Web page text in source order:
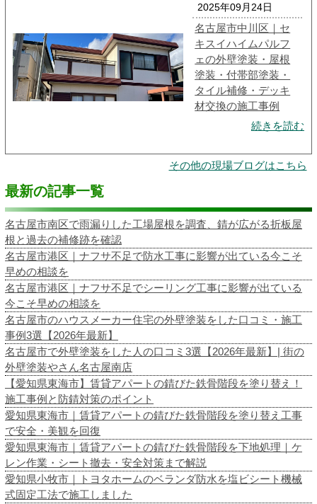
2025年09月24日
名古屋市中川区｜セ
キスイハイムパルフ
ェの外壁塗装・屋根
塗装・付帯部塗装・
タイル補修・デッキ
材交換の施工事例
続きを読む
その他の現場ブログはこちら
最新の記事一覧
名古屋市南区で雨漏りした工場屋根を調査、錆が広がる折板屋
根と過去の補修跡を確認
名古屋市港区｜ナフサ不足で防水工事に影響が出ている今こそ
早めの相談を
名古屋市港区｜ナフサ不足でシーリング工事に影響が出ている
今こそ早めの相談を
名古屋市のハウスメーカー住宅の外壁塗装をした口コミ・施工
事例3選【2026年最新】
名古屋市で外壁塗装をした人の口コミ3選【2026年最新】| 街の
外壁塗装やさん名古屋南店
【愛知県東海市】賃貸アパートの錆びた鉄骨階段を塗り替え！
施工事例と防錆対策のポイント
愛知県東海市｜賃貸アパートの錆びた鉄骨階段を塗り替え工事
で安全・美観を回復
愛知県東海市｜賃貸アパートの錆びた鉄骨階段を下地処理｜ケ
レン作業・シート撤去・安全対策まで解説
愛知県小牧市｜トヨタホームのベランダ防水を塩ビシート機械
式固定工法で施工しました